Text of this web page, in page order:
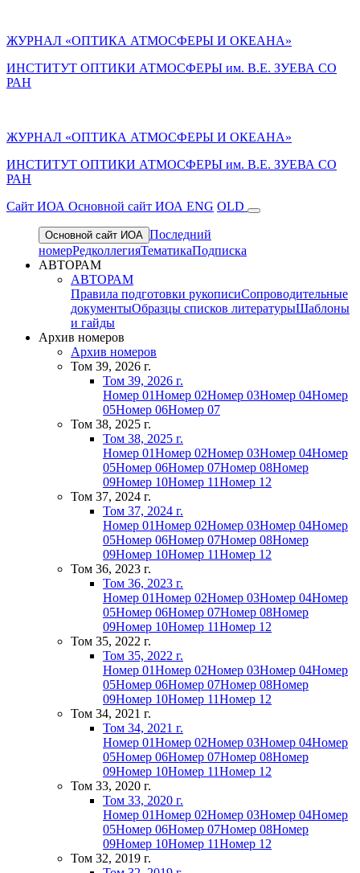
ЖУРНАЛ «ОПТИКА АТМОСФЕРЫ И ОКЕАНА»
ИНСТИТУТ ОПТИКИ АТМОСФЕРЫ им. В.Е. ЗУЕВА СО
РАН
ЖУРНАЛ «ОПТИКА АТМОСФЕРЫ И ОКЕАНА»
ИНСТИТУТ ОПТИКИ АТМОСФЕРЫ им. В.Е. ЗУЕВА СО
РАН
Cайт ИОА Основной сайт ИОА ENG OLD
Основной сайт ИОА Последний
номерРедколлегияТематикаПодписка
АВТОРАМ
АВТОРАМ
Правила подготовки рукописиСопроводительные
документыОбразцы списков литературыШаблоны
и гайды
Архив номеров
Архив номеров
Том 39, 2026 г.
Том 39, 2026 г.
Номер 01Номер 02Номер 03Номер 04Номер
05Номер 06Номер 07
Том 38, 2025 г.
Том 38, 2025 г.
Номер 01Номер 02Номер 03Номер 04Номер
05Номер 06Номер 07Номер 08Номер
09Номер 10Номер 11Номер 12
Том 37, 2024 г.
Том 37, 2024 г.
Номер 01Номер 02Номер 03Номер 04Номер
05Номер 06Номер 07Номер 08Номер
09Номер 10Номер 11Номер 12
Том 36, 2023 г.
Том 36, 2023 г.
Номер 01Номер 02Номер 03Номер 04Номер
05Номер 06Номер 07Номер 08Номер
09Номер 10Номер 11Номер 12
Том 35, 2022 г.
Том 35, 2022 г.
Номер 01Номер 02Номер 03Номер 04Номер
05Номер 06Номер 07Номер 08Номер
09Номер 10Номер 11Номер 12
Том 34, 2021 г.
Том 34, 2021 г.
Номер 01Номер 02Номер 03Номер 04Номер
05Номер 06Номер 07Номер 08Номер
09Номер 10Номер 11Номер 12
Том 33, 2020 г.
Том 33, 2020 г.
Номер 01Номер 02Номер 03Номер 04Номер
05Номер 06Номер 07Номер 08Номер
09Номер 10Номер 11Номер 12
Том 32, 2019 г.